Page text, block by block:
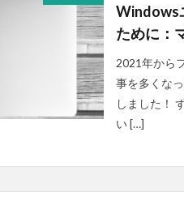
Windows
ために：
2021年から
事を多くな
しました！
い […]